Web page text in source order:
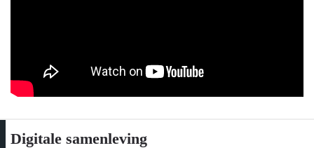
Digitale samenleving